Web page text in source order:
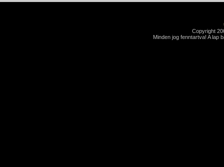
Copyright
Minden jog fenntartva! A lap